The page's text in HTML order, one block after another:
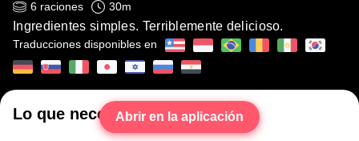
6 raciones 30m
Ingredientes simples. Terriblemente delicioso.
Traducciones disponibles en
Lo que necesitarásAbrir en la aplicación